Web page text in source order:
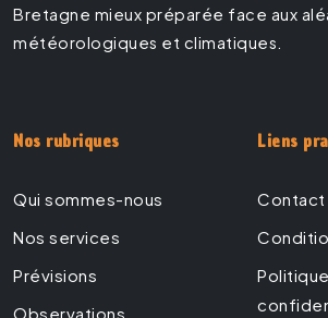
Bretagne mieux préparée face aux
météorologiques et climatiques.
Nos rubriques
Qui sommes-nous
Nos services
Prévisions
Observations
Liens
Contact